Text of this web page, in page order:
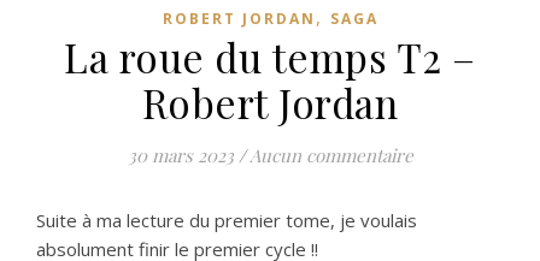
ROBERT JORDAN , SAGA
La roue du temps T2 –
Robert Jordan
30 mars 2023 /Aucun commentaire
Suite à ma lecture du premier tome, je voulais
absolument finir le premier cycle !!